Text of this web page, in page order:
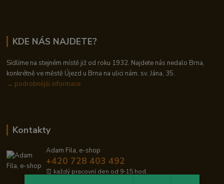
KDE NÁS NAJDETE?
Sídlíme na stejném místě již od roku 1932. Najdete nás nedalo Brna,
konkrétně ve městě Újezd u Brna na ulici nám. sv. Jána, 35.
→ podrobnější informace
Kontakty
Adam Fila, e-shop
+420 728 403 492
⏰ každý pracovní den od 9-15 hod.